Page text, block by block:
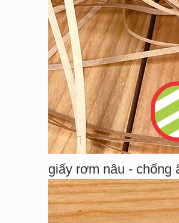
giấy rơm nâu - chống